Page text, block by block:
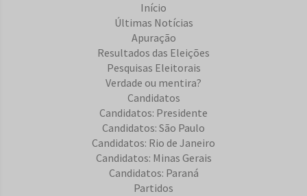
Início
Últimas Notícias
Apuração
Resultados das Eleições
Pesquisas Eleitorais
Verdade ou mentira?
Candidatos
Candidatos: Presidente
Candidatos: São Paulo
Candidatos: Rio de Janeiro
Candidatos: Minas Gerais
Candidatos: Paraná
Partidos